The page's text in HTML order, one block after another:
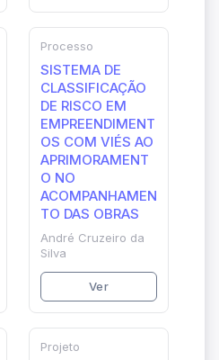
Processo
SISTEMA DE
CLASSIFICAÇÃO
DE RISCO EM
EMPREENDIMENT
OS COM VIÉS AO
APRIMORAMENT
O NO
ACOMPANHAMEN
TO DAS OBRAS
André Cruzeiro da
Silva
Ver
Projeto